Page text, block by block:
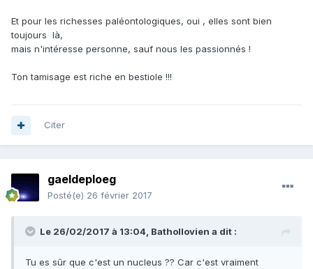
Et pour les richesses paléontologiques, oui , elles sont bien
toujours là,
mais n'intéresse personne, sauf nous les passionnés !
Ton tamisage est riche en bestiole !!!
Citer
gaeldeploeg
Posté(e) 26 février 2017
Le 26/02/2017 à 13:04, Bathollovien a dit :
Tu es sûr que c'est un nucleus ?? Car c'est vraiment